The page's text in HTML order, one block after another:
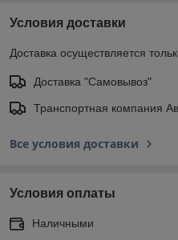
Условия доставки
Доставка осуществляется
Доставка "Самовывоз"
Транспортная компания
Все условия доставки
Условия оплаты
Наличными